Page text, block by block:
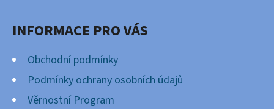
INFORMACE PRO VÁS
Obchodní podmínky
Podmínky ochrany osobních údajů
Věrnostní Program